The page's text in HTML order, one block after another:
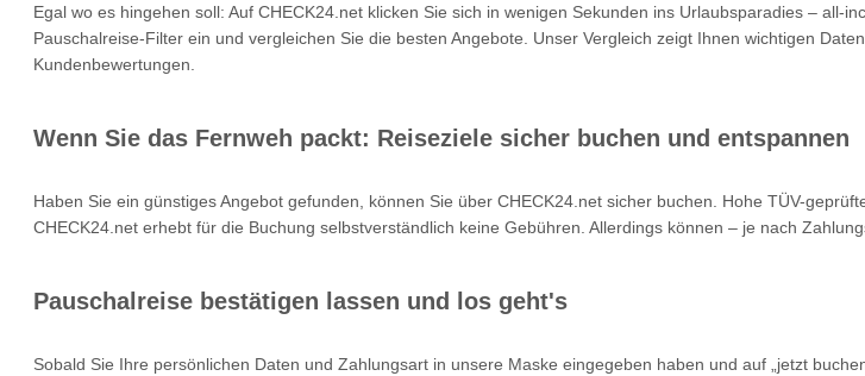
Egal wo es hingehen soll: Auf CHECK24.net klicken Sie sich in wenigen Sekunden ins Urlaubsparadies –
Pauschalreise-Filter ein und vergleichen Sie die besten Angebote. Unser Vergleich zeigt Ihnen wichtigen
Kundenbewertungen.
Wenn Sie das Fernweh packt: Reiseziele sicher buchen und entspannen
Haben Sie ein günstiges Angebot gefunden, können Sie über CHECK24.net sicher buchen. Hohe TÜV-
CHECK24.net erhebt für die Buchung selbstverständlich keine Gebühren. Allerdings können – je nach
Pauschalreise bestätigen lassen und los geht's
Sobald Sie Ihre persönlichen Daten und Zahlungsart in unsere Maske eingegeben haben und auf „jetzt